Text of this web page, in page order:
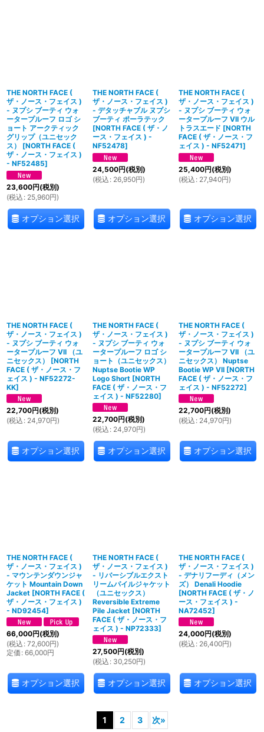
THE NORTH FACE (
ザ・ノース・フェイス )
- ヌプシ ブーティ ウォ
ータープルーフ ロゴ シ
ョート アークティック
グリップ（ユニセック
ス）
[NORTH FACE (
ザ・ノース・フェイス )
- NF52485]
23,600円(税別)
(税込 : 25,960円)
オプション選択
THE NORTH FACE (
ザ・ノース・フェイス )
- デタッチャブル ヌプシ
ブーティ ポーラテック
[NORTH FACE ( ザ・ノ
ース・フェイス ) -
NF52478]
24,500円(税別)
(税込 : 26,950円)
オプション選択
THE NORTH FACE (
ザ・ノース・フェイス )
- ヌプシ ブーティ ウォ
ータープルーフ VII ウル
トラスエード [NORTH
FACE ( ザ・ノース・フ
ェイス ) - NF52471]
25,400円(税別)
(税込 : 27,940円)
オプション選択
THE NORTH FACE (
ザ・ノース・フェイス )
- ヌプシ ブーティ ウォ
ータープルーフ VII （ユ
ニセックス）
[NORTH
FACE ( ザ・ノース・フ
ェイス ) - NF52272-
KK]
22,700円(税別)
(税込 : 24,970円)
オプション選択
THE NORTH FACE (
ザ・ノース・フェイス )
- ヌプシ ブーティ ウォ
ータープルーフ ロゴ シ
ョート（ユニセックス）
Nuptse Bootie WP
Logo Short [NORTH
FACE ( ザ・ノース・フ
ェイス ) - NF52280]
22,700円(税別)
(税込 : 24,970円)
オプション選択
THE NORTH FACE (
ザ・ノース・フェイス )
- ヌプシ ブーティ ウォ
ータープルーフ VII （ユ
ニセックス） Nuptse
Bootie WP VII [NORTH
FACE ( ザ・ノース・フ
ェイス ) - NF52272]
22,700円(税別)
(税込 : 24,970円)
オプション選択
THE NORTH FACE (
ザ・ノース・フェイス )
- マウンテンダウンジャ
ケット Mountain Down
Jacket [NORTH FACE (
ザ・ノース・フェイス )
- ND92454]
66,000円(税別)
(税込 : 72,600円)
定価 : 66,000円
オプション選択
THE NORTH FACE (
ザ・ノース・フェイス )
- リバーシブルエクスト
リームパイルジャケット
（ユニセックス）
Reversible Extreme
Pile Jacket [NORTH
FACE ( ザ・ノース・フ
ェイス ) - NP72333]
27,500円(税別)
(税込 : 30,250円)
オプション選択
THE NORTH FACE (
ザ・ノース・フェイス )
- デナリフーディ（メン
ズ） Denali Hoodie
[NORTH FACE ( ザ・ノ
ース・フェイス ) -
NA72452]
24,000円(税別)
(税込 : 26,400円)
オプション選択
1 2 3 次»